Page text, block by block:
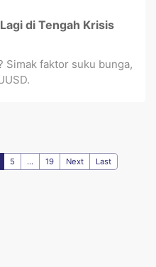
di Tengah Krisis
Simak faktor suku bunga,
5 ... 19 Next Last